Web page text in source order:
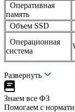
Оперативная
память
Объем SSD
Операционная
система
Развернуть
Знаем все ФЗ
Помогаем с